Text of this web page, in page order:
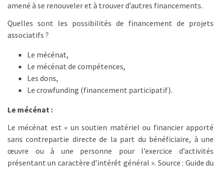
amené à se renouveler et à trouver d’autres financements.
Quelles sont les possibilités de financement de projets
associatifs ?
Le mécénat,
Le mécénat de compétences,
Les dons,
Le crowfunding (financement participatif).
Le mécénat :
Le mécénat est « un soutien matériel ou financier apporté
sans contrepartie directe de la part du bénéficiaire, à une
œuvre ou à une personne pour l’exercice d’activités
présentant un caractère d’intérêt général ». Source : Guide du